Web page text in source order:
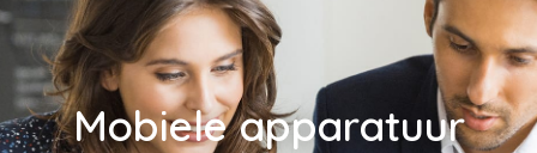
Mobiele apparatuur